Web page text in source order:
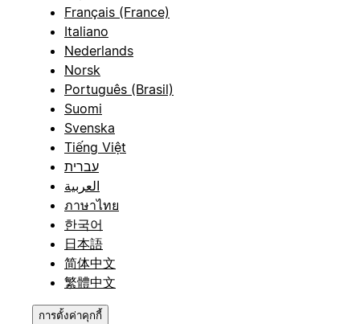
Français (France)
Italiano
Nederlands
Norsk
Português (Brasil)
Suomi
Svenska
Tiếng Việt
עברית
العربية
ภาษาไทย
한국어
日本語
简体中文
繁體中文
การตั้งค่าคุกกี้